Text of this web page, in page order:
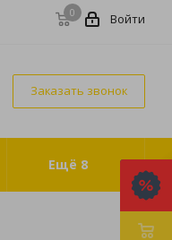
0 Войти
Заказать звонок
Ещё 8